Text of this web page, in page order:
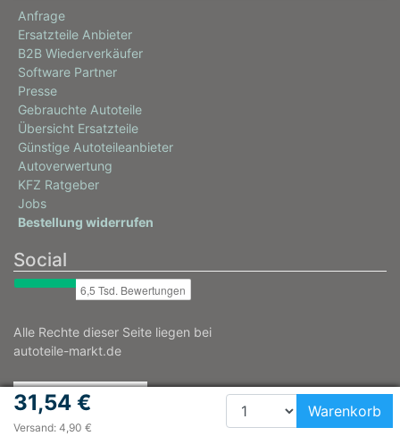
31,54 €
Versand: 4,90 €
Warenkorb
Anfrage
Ersatzteile Anbieter
B2B Wiederverkäufer
Software Partner
Presse
Gebrauchte Autoteile
Übersicht Ersatzteile
Günstige Autoteileanbieter
Autoverwertung
KFZ Ratgeber
Jobs
Bestellung widerrufen
Social
Alle Rechte dieser Seite liegen bei
autoteile-markt.de